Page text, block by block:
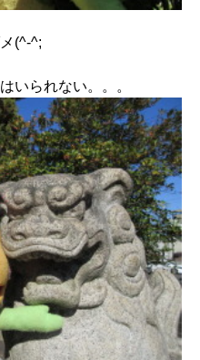
(^-^;
いられない。。。